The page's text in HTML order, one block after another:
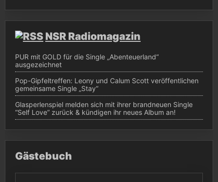
NSR Radiomagazin
PUR mit GOLD für die Single „Abenteuerland“
ausgezeichnet
Pop-Gipfeltreffen: Leony und Calum Scott veröffentlichen
gemeinsame Single „Stay“
Glasperlenspiel melden sich mit ihrer brandneuen Single
“Self Love” zurück & kündigen ihr neues Album an!
Gästebuch